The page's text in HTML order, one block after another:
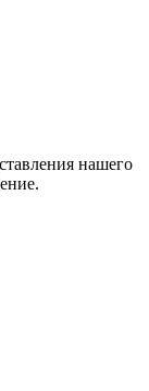
нашего